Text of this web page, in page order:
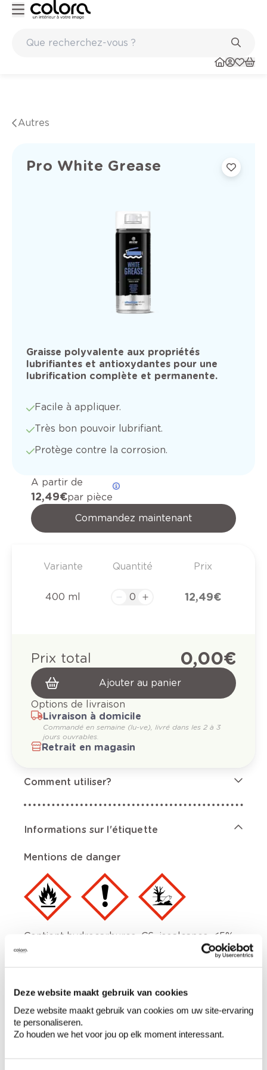
Deze website maakt gebruik van cookies
Deze website maakt gebruik van cookies om uw site-ervaring
te personaliseren.
Zo houden we het voor jou op elk moment interessant.
Autres
Pro White Grease
Graisse polyvalente aux propriétés
lubrifiantes et antioxydantes pour une
lubrification complète et permanente.
Facile à appliquer.
Très bon pouvoir lubrifiant.
Protège contre la corrosion.
A partir de
12,49 €par pièce
Commandez maintenant
Variante Quantité Prix
400 ml 12,49 €
Prix total 0,00 €
Ajouter au panier
Options de livraison
Livraison à domicile
Commandé en semaine (lu-ve), livré dans les 2 à 3
jours ouvrables.
Retrait en magasin
Comment utiliser?
Informations sur l'étiquette
Mentions de danger
Contient hydrocarbures, C6, isoalcanes, <5%
n-hexane. Aérosol extrêmement
inflammable., Récipient sous pression: peut
somnolence ou vertiges., Toxique pour les
organismes aquatiques, entraîne des effets
néfastes à long terme. En cas de consultation
d’un médecin, garder à disposition le